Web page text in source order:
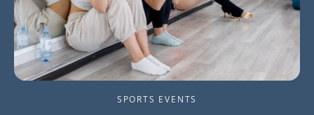
SPORTS EVENTS